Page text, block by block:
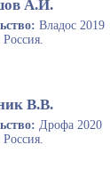
А.И.
Владос 2019
Россия.
В.В.
Дрофа 2020
Россия.